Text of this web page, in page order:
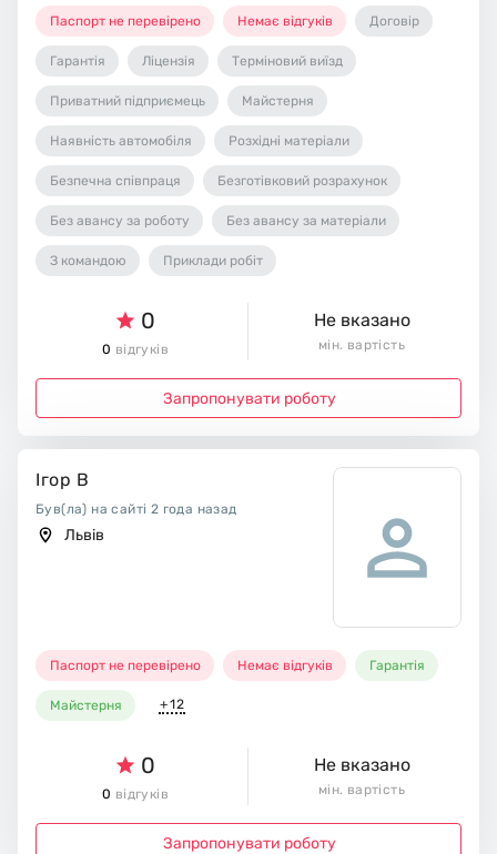
Паспорт не перевірено Немає відгуків Договір
Гарантія Ліцензія Терміновий виїзд
Приватний підприємець Майстерня
Наявність автомобіля Розхідні матеріали
Безпечна співпраця Безготівковий розрахунок
Без авансу за роботу Без авансу за матеріали
З командою Приклади робіт
0
0 відгуків
Не вказано
мін. вартість
Запропонувати роботу
Ігор В
Був(ла) на сайті 2 года назад
Львів
Паспорт не перевірено Немає відгуків Гарантія
Майстерня +12
0
0 відгуків
Не вказано
мін. вартість
Запропонувати роботу